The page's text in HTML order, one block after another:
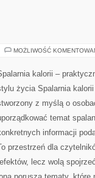
MOŻLIWOŚĆ
kalorii –
życia Spalarnia
z myślą o
temat
informacji
przestrzeń dla
lecz wolą